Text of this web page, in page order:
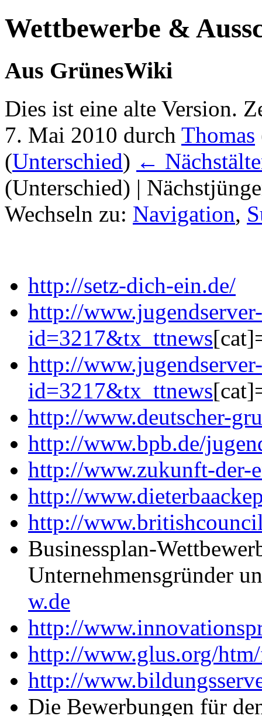
Wettbewerbe &
Aus GrünesWiki
Dies ist eine alte Version.
7. Mai 2010 durch Thomas
(Unterschied) ←
(Unterschied) |
Wechseln zu: Navigation,
http://setz-dich-ein.de/
http://
id=3217&tx_ttnews
http://
id=3217&tx_ttnews
http://www.deutscher-
http://www.bpb.de/
http://www.zukunft-der-
http://
http://
Businessplan-
Unternehmensgründer
w.de
http://
http://www.glus.org/
http://
Die Bewerbungen für